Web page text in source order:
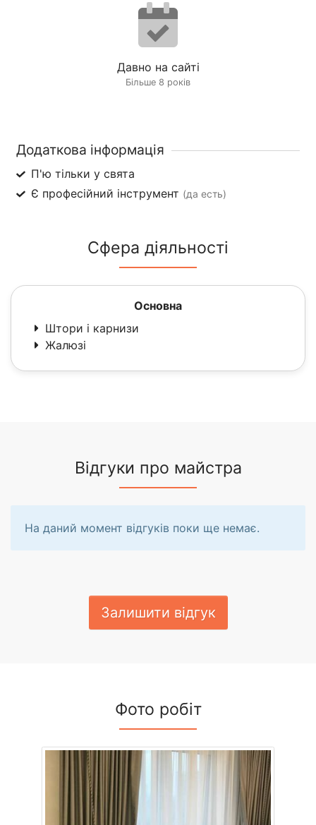
Давно на сайті
Більше 8 років
Додаткова інформація
П'ю тільки у свята
Є професійний інструмент (да есть)
Сфера діяльності
Основна
Штори і карнизи
Жалюзі
Відгуки про майстра
На даний момент відгуків поки ще немає.
Залишити відгук
Фото робіт